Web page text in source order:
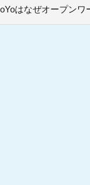
はなぜオープン